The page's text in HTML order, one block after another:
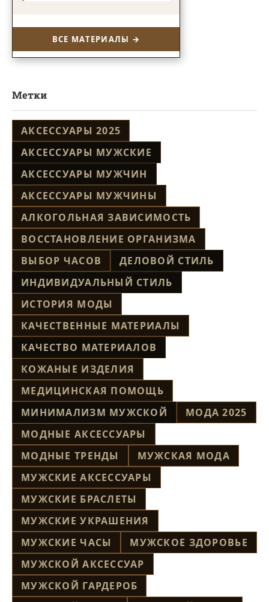
ВСЕ МАТЕРИАЛЫ →
Метки
АКСЕССУАРЫ 2025
АКСЕССУАРЫ МУЖСКИЕ
АКСЕССУАРЫ МУЖЧИН
АКСЕССУАРЫ МУЖЧИНЫ
АЛКОГОЛЬНАЯ ЗАВИСИМОСТЬ
ВОССТАНОВЛЕНИЕ ОРГАНИЗМА
ВЫБОР ЧАСОВ
ДЕЛОВОЙ СТИЛЬ
ИНДИВИДУАЛЬНЫЙ СТИЛЬ
ИСТОРИЯ МОДЫ
КАЧЕСТВЕННЫЕ МАТЕРИАЛЫ
КАЧЕСТВО МАТЕРИАЛОВ
КОЖАНЫЕ ИЗДЕЛИЯ
МЕДИЦИНСКАЯ ПОМОЩЬ
МИНИМАЛИЗМ МУЖСКОЙ
МОДА 2025
МОДНЫЕ АКСЕССУАРЫ
МОДНЫЕ ТРЕНДЫ
МУЖСКАЯ МОДА
МУЖСКИЕ АКСЕССУАРЫ
МУЖСКИЕ БРАСЛЕТЫ
МУЖСКИЕ УКРАШЕНИЯ
МУЖСКИЕ ЧАСЫ
МУЖСКОЕ ЗДОРОВЬЕ
МУЖСКОЙ АКСЕССУАР
МУЖСКОЙ ГАРДЕРОБ